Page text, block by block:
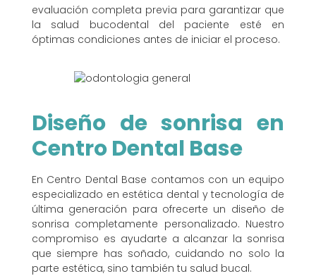
evaluación completa previa para garantizar que
la salud bucodental del paciente esté en
óptimas condiciones antes de iniciar el proceso.
Diseño de sonrisa en
Centro Dental Base
En Centro Dental Base contamos con un equipo
especializado en estética dental y tecnología de
última generación para ofrecerte un diseño de
sonrisa completamente personalizado. Nuestro
compromiso es ayudarte a alcanzar la sonrisa
que siempre has soñado, cuidando no solo la
parte estética, sino también tu salud bucal.